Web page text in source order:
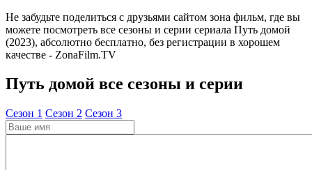
Не забудьте поделиться с друзьями сайтом зона фильм, где вы
можете посмотреть все сезоны и серии сериала Путь домой
(2023), абсолютно бесплатно, без регистрации в хорошем
качестве - ZonaFilm.TV
Путь домой все сезоны и серии
Cезон 1 Cезон 2 Cезон 3